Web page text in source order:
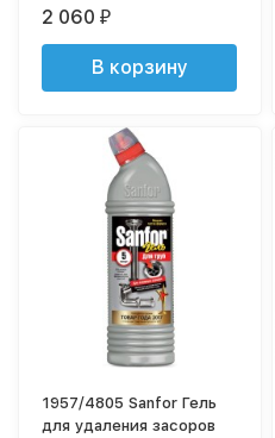
проточный дозатор / 5 л
2 060₽
В корзину
1957/4805 Sanfor Гель
для удаления засоров